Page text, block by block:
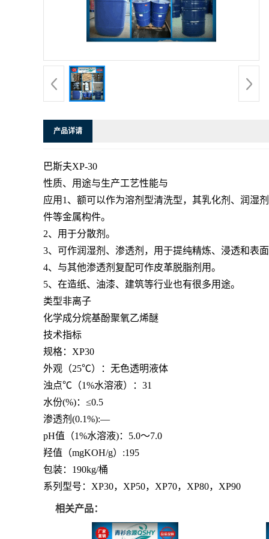
产品详请
巴斯夫XP-30
性质、用途与生产工艺性能与
应用1、额可以作为溶剂型清洗型，其乳化剂、润湿
件等金属构件。
2、用于分散剂。
3、可作润湿剂、渗透剂，用于提纯精炼、浸透和表
4、与其他渗透剂复配可作皮革脱脂剂用。
5、在造纸、油漆、建筑等行业也有很多用途。
类型非离子
化学成分烷基酚聚氧乙烯醚
技术指标
规格：XP30
外观（25℃）：无色透明液体
浊点℃（1%水溶液）：31
水份(%)：≤0.5
渗透剂(0.1%):—
pH值（1%水溶液)：5.0～7.0
羟值（mgKOH/g）:195
包装：190kg/桶
系列型号：XP30，XP50， XP70， XP80， XP90
相关产品：